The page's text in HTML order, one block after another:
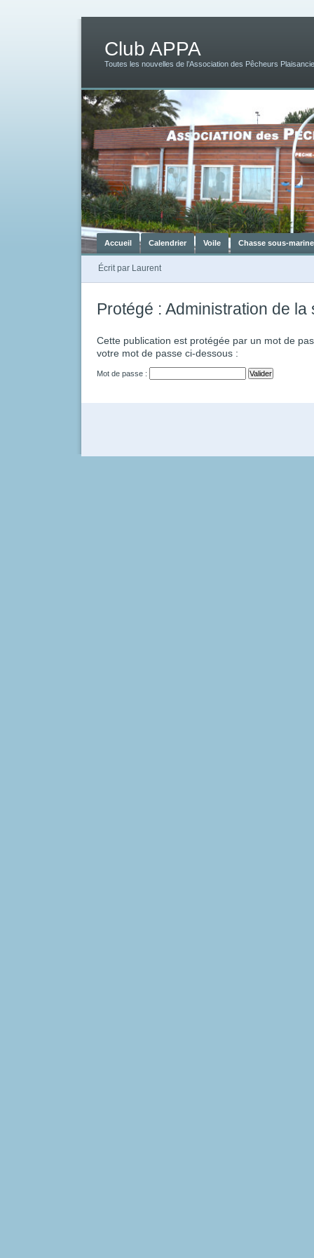
Club APPA
Toutes les nouvelles de l’Association des Pêcheurs
Accueil Calendrier Voile Chasse sous-marine
Écrit par Laurent
Protégé : Administration de la
Cette publication est protégée par un mot de
votre mot de passe ci-dessous :
Mot de passe :